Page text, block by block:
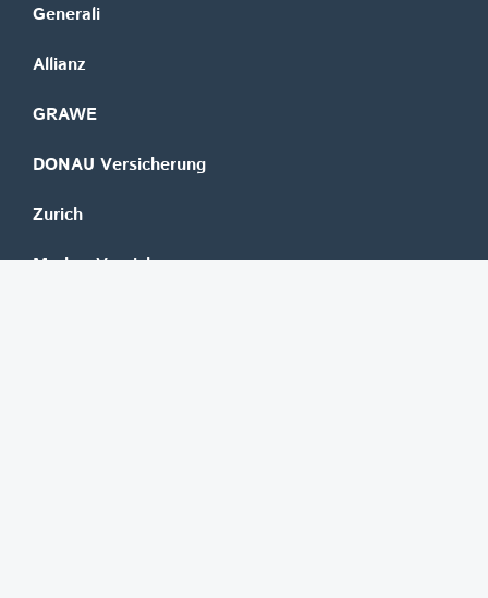
Generali
Allianz
GRAWE
DONAU Versicherung
Zurich
Merkur Versicherung